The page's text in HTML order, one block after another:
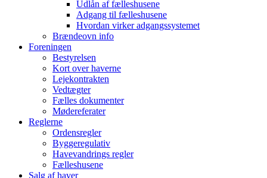
Udlån af fælleshusene
Adgang til fælleshusene
Hvordan virker adgangssystemet
Brændeovn info
Foreningen
Bestyrelsen
Kort over haverne
Lejekontrakten
Vedtægter
Fælles dokumenter
Mødereferater
Reglerne
Ordensregler
Byggeregulativ
Havevandrings regler
Fælleshusene
Salg af haver